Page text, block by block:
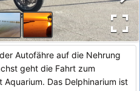
Autofähre auf die Nehrung
geht die Fahrt zum
Aquarium. Das Delphinarium ist